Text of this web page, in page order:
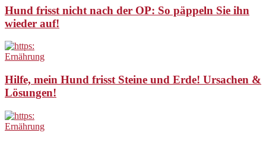
Hund frisst nicht nach der OP: So päppeln Sie ihn
wieder auf!
Ernährung
Hilfe, mein Hund frisst Steine und Erde! Ursachen &
Lösungen!
Ernährung